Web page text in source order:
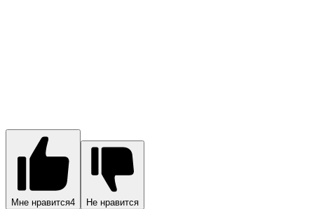
Мне нравится4 Не нравится